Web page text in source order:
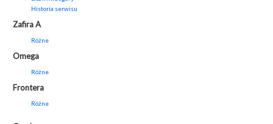
Historia serwisu
Zafira A
Różne
Omega
Różne
Frontera
Różne